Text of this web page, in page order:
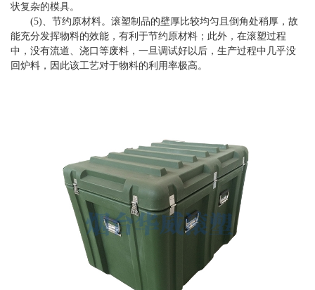
状复杂的模具。
(5)、节约原材料。滚塑制品的壁厚比较均匀且倒角处稍厚，故
能充分发挥物料的效能，有利于节约原材料；此外，在滚塑过程
中，没有流道、浇口等废料，一旦调试好以后，生产过程中几乎没
回炉料，因此该工艺对于物料的利用率极高。